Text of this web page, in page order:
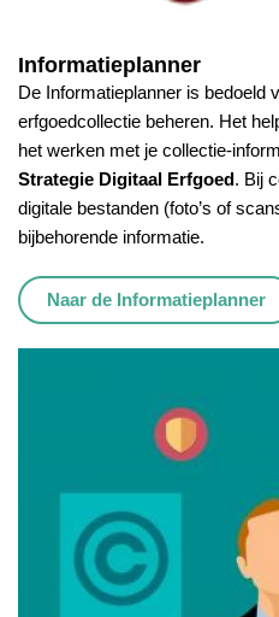
Informatieplanner
De Informatieplanner is bedoeld
erfgoedcollectie beheren. Het
het werken met je collectie-
Strategie Digitaal Erfgoed. Bij
digitale bestanden (foto’s of
bijbehorende informatie.
Naar de Informatieplanner